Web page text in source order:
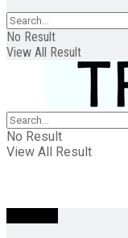
No Result
View All Result
No Result
View All Result